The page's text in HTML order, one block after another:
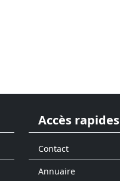
Accès rapides
Contact
Annuaire